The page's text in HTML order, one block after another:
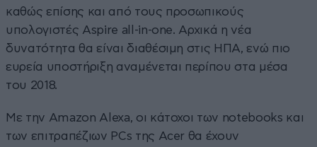
καθώς επίσης και από τους προσωπικούς
υπολογιστές Aspire all-in-one. Αρχικά η νέα
δυνατότητα θα είναι διαθέσιμη στις ΗΠΑ, ενώ πιο
ευρεία υποστήριξη αναμένεται περίπου στα μέσα
του 2018.
Με την Amazon Alexa, οι κάτοχοι των notebooks και
των επιτραπέζιων PCs της Acer θα έχουν